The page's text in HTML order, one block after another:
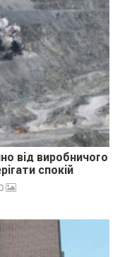
від виробничого
спокій